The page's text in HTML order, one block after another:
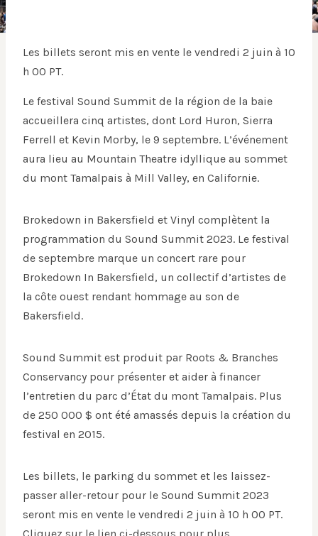
Les billets seront mis en vente le vendredi 2 juin à 10
h 00 PT.
Le festival Sound Summit de la région de la baie
accueillera cinq artistes, dont Lord Huron, Sierra
Ferrell et Kevin Morby, le 9 septembre. L’événement
aura lieu au Mountain Theatre idyllique au sommet
du mont Tamalpais à Mill Valley, en Californie.
Brokedown in Bakersfield et Vinyl complètent la
programmation du Sound Summit 2023. Le festival
de septembre marque un concert rare pour
Brokedown In Bakersfield, un collectif d’artistes de
la côte ouest rendant hommage au son de
Bakersfield.
Sound Summit est produit par Roots & Branches
Conservancy pour présenter et aider à financer
l’entretien du parc d’État du mont Tamalpais. Plus
de 250 000 $ ont été amassés depuis la création du
festival en 2015.
Les billets, le parking du sommet et les laissez-
passer aller-retour pour le Sound Summit 2023
seront mis en vente le vendredi 2 juin à 10 h 00 PT.